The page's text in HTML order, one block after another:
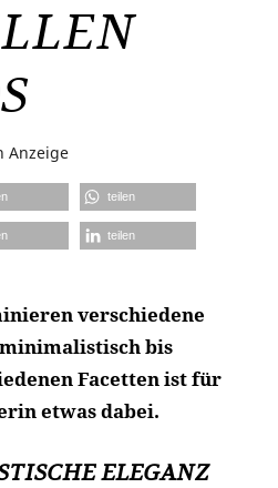
Anzeige
teilen
teilen
verschiedene
bis
Facetten ist für
etwas dabei.
ELEGANZ